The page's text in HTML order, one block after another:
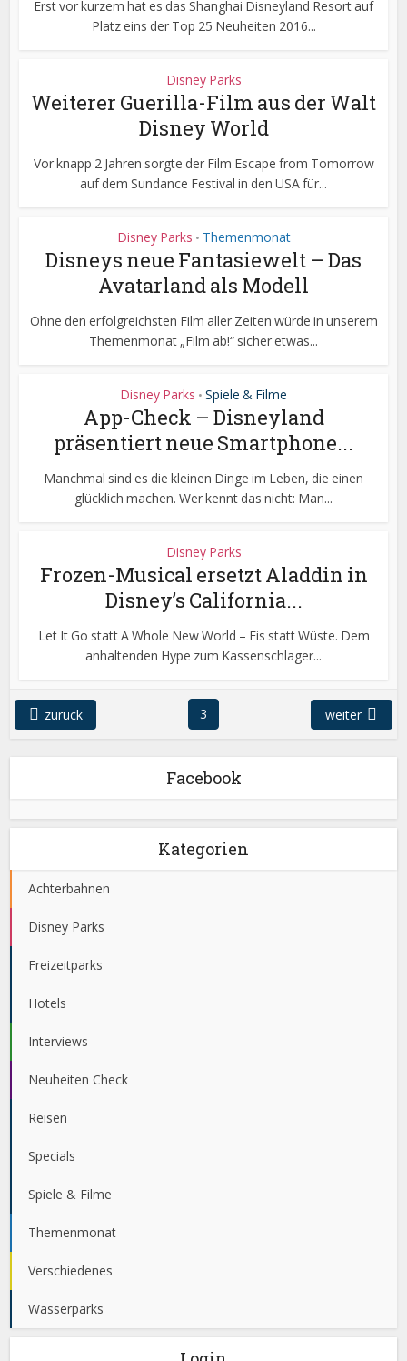
Erst vor kurzem hat es das Shanghai Disneyland Resort auf
Platz eins der Top 25 Neuheiten 2016...
Disney Parks
Weiterer Guerilla-Film aus der Walt
Disney World
Vor knapp 2 Jahren sorgte der Film Escape from Tomorrow
auf dem Sundance Festival in den USA für...
Disney Parks • Themenmonat
Disneys neue Fantasiewelt – Das
Avatarland als Modell
Ohne den erfolgreichsten Film aller Zeiten würde in unserem
Themenmonat „Film ab!“ sicher etwas...
Disney Parks • Spiele & Filme
App-Check – Disneyland
präsentiert neue Smartphone...
Manchmal sind es die kleinen Dinge im Leben, die einen
glücklich machen. Wer kennt das nicht: Man...
Disney Parks
Frozen-Musical ersetzt Aladdin in
Disney’s California...
Let It Go statt A Whole New World – Eis statt Wüste. Dem
anhaltenden Hype zum Kassenschlager...
zurück 3 weiter
Facebook
Kategorien
Achterbahnen
Disney Parks
Freizeitparks
Hotels
Interviews
Neuheiten Check
Reisen
Specials
Spiele & Filme
Themenmonat
Verschiedenes
Wasserparks